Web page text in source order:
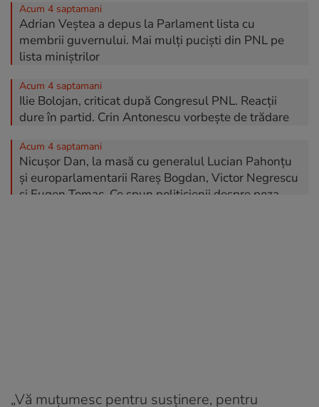
Acum 4 saptamani
Adrian Veștea a depus la Parlament lista cu
membrii guvernului. Mai mulți puciști din PNL pe
lista miniștrilor
Acum 4 saptamani
Ilie Bolojan, criticat după Congresul PNL. Reacții
dure în partid. Crin Antonescu vorbește de trădare
Acum 4 saptamani
Nicușor Dan, la masă cu generalul Lucian Pahonțu
și europarlamentarii Rareș Bogdan, Victor Negrescu
și Eugen Tomac. Ce spun politicienii despre poza
Dan Motreanu: „România are câteva zile decisive în
„Vă muţumesc pentru susţinere, pentru